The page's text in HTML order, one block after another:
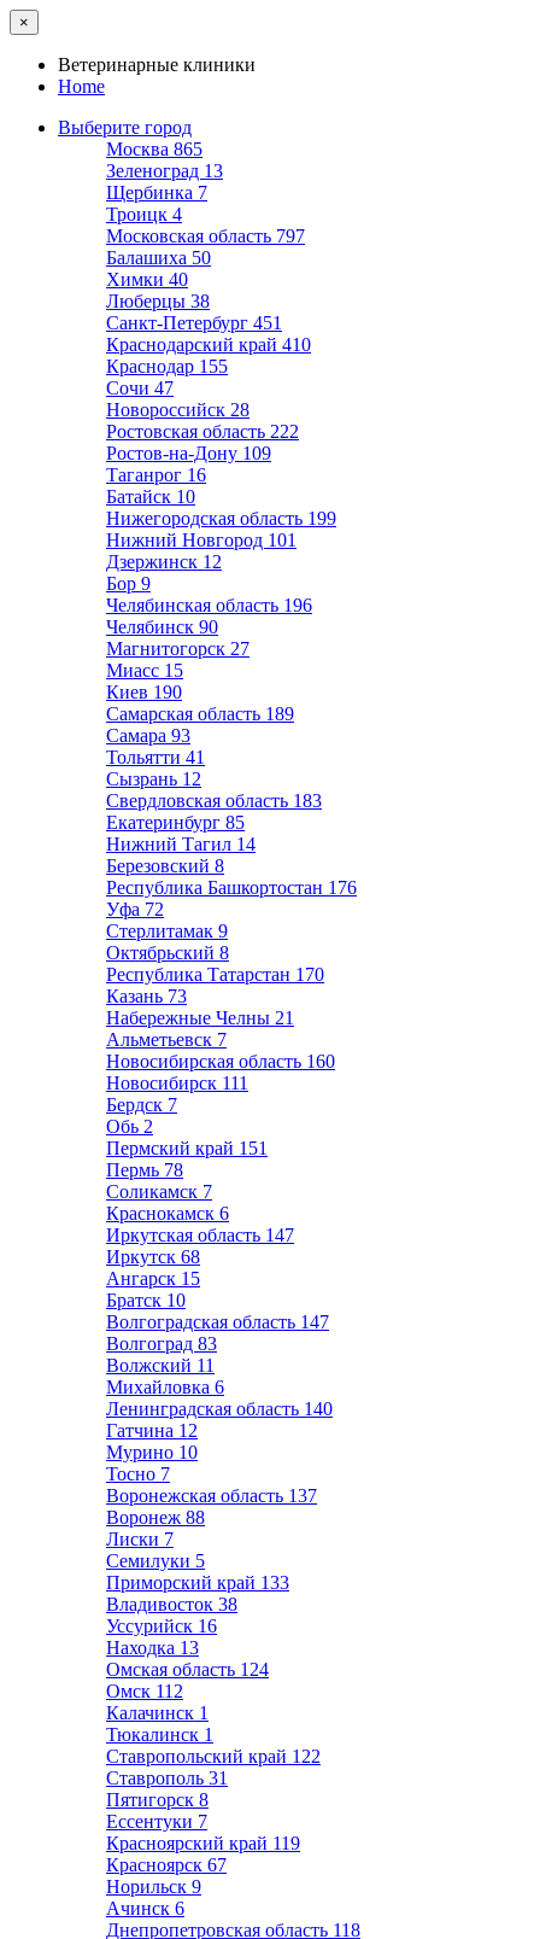
×
Ветеринарные клиники
Home
Выберите город
Москва 865
Зеленоград 13
Щербинка 7
Троицк 4
Московская область 797
Балашиха 50
Химки 40
Люберцы 38
Санкт-Петербург 451
Краснодарский край 410
Краснодар 155
Сочи 47
Новороссийск 28
Ростовская область 222
Ростов-на-Дону 109
Таганрог 16
Батайск 10
Нижегородская область 199
Нижний Новгород 101
Дзержинск 12
Бор 9
Челябинская область 196
Челябинск 90
Магнитогорск 27
Миасс 15
Киев 190
Самарская область 189
Самара 93
Тольятти 41
Сызрань 12
Свердловская область 183
Екатеринбург 85
Нижний Тагил 14
Березовский 8
Республика Башкортостан 176
Уфа 72
Стерлитамак 9
Октябрьский 8
Республика Татарстан 170
Казань 73
Набережные Челны 21
Альметьевск 7
Новосибирская область 160
Новосибирск 111
Бердск 7
Обь 2
Пермский край 151
Пермь 78
Соликамск 7
Краснокамск 6
Иркутская область 147
Иркутск 68
Ангарск 15
Братск 10
Волгоградская область 147
Волгоград 83
Волжский 11
Михайловка 6
Ленинградская область 140
Гатчина 12
Мурино 10
Тосно 7
Воронежская область 137
Воронеж 88
Лиски 7
Семилуки 5
Приморский край 133
Владивосток 38
Уссурийск 16
Находка 13
Омская область 124
Омск 112
Калачинск 1
Тюкалинск 1
Ставропольский край 122
Ставрополь 31
Пятигорск 8
Ессентуки 7
Красноярский край 119
Красноярск 67
Норильск 9
Ачинск 6
Днепропетровская область 118